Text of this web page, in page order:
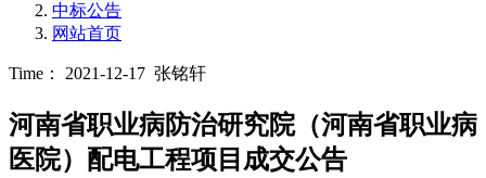
中标公告
网站首页
Time： 2021-12-17 张铭轩
河南省职业病防治研究院（河南省职业病
医院）配电工程项目成交公告